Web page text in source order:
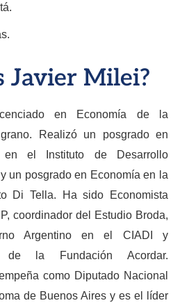
Javier Milei?
en Economía de la
Realizó un posgrado en
en el Instituto de Desarrollo
un posgrado en Economía en la
Di Tella. Ha sido Economista
coordinador del Estudio Broda,
Argentino en el CIADI y
de la Fundación Acordar.
como Diputado Nacional
de Buenos Aires y es el líder